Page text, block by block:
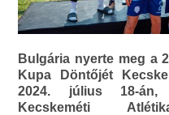
Bulgária nyerte meg a
Kupa Döntőjét
2024. július 18-
Kecskeméti